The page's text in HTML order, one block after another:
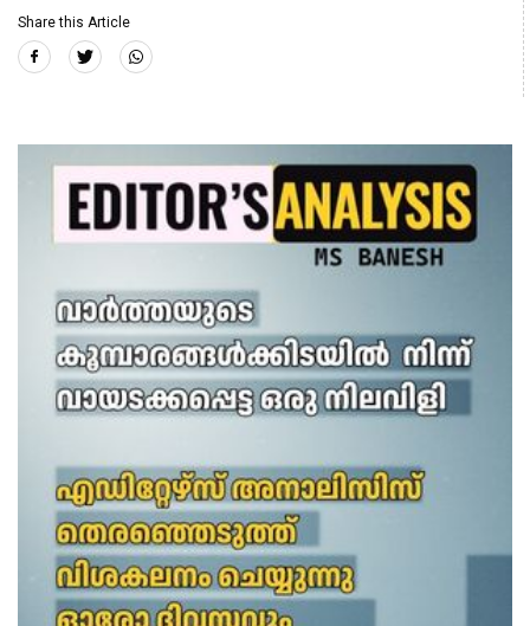
Share this Article